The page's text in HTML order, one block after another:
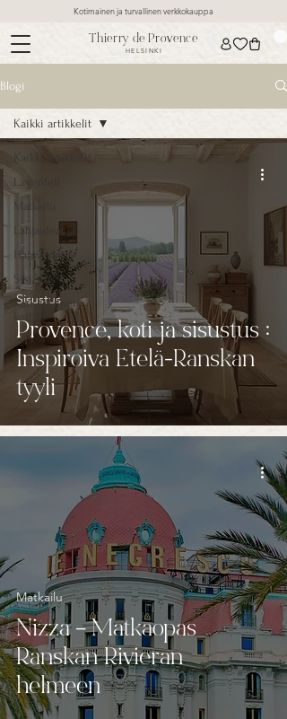
Thierry de Provence
HELSINKI
Kotimainen ja turvallinen verkkokauppa
Blogi
Kaikki artikkelit
Laventeli
Matkailu
Lahjaideat
Hajuvedet
Sisustus
Ranskalainen
keittiö
Kaikki artikkelit
Provence, koti ja sisustus :
Inspiroiva Etelä-Ranskan
tyyli
Sisustus
Nizza – Matkaopas
Ranskan Rivieran
helmeen
Matkailu